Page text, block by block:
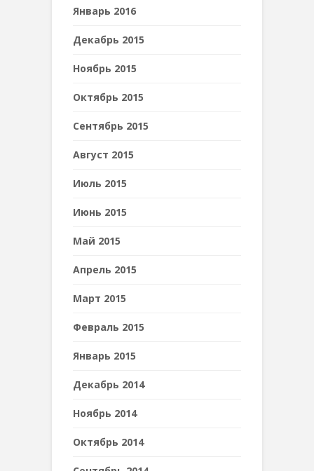
Январь 2016
Декабрь 2015
Ноябрь 2015
Октябрь 2015
Сентябрь 2015
Август 2015
Июль 2015
Июнь 2015
Май 2015
Апрель 2015
Март 2015
Февраль 2015
Январь 2015
Декабрь 2014
Ноябрь 2014
Октябрь 2014